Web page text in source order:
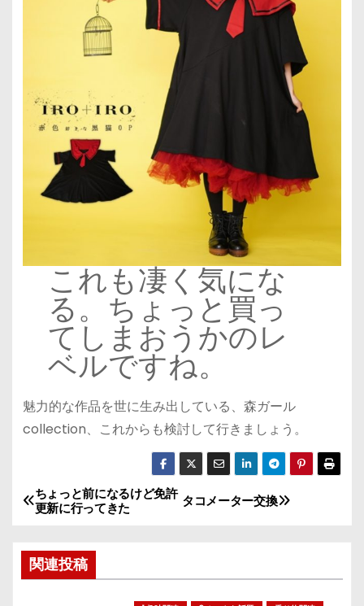
これも凄く気にな
る。ちょっと買っ
てしまおうかのレ
ベルですね。
魅力的な作品を世に生み出している、森ガール
collection、これからも検討して行きましょう。
投
ナ
タコメーター交換
ちょっと前になるけど免許
更新に行ってきた
関連投稿